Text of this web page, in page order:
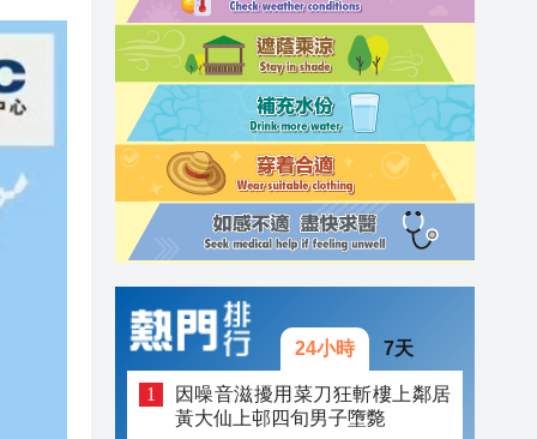
22:51
24小時 7天
因噪音滋擾用菜刀狂斬樓上鄰居
黃大仙上邨四旬男子墮斃